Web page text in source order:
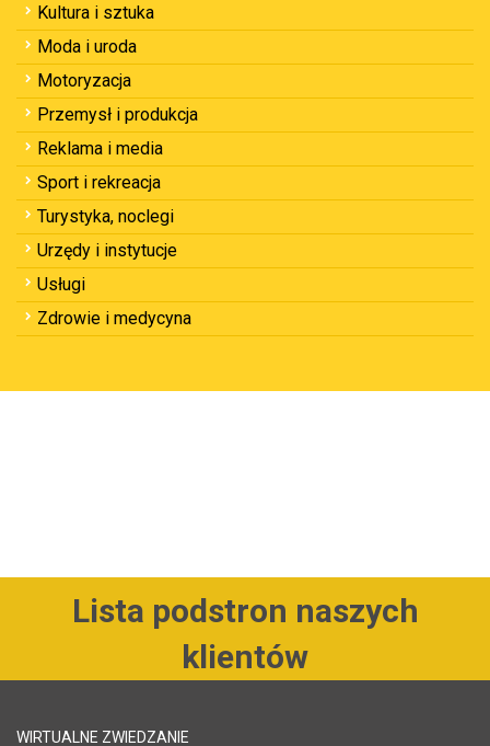
Kultura i sztuka
Moda i uroda
Motoryzacja
Przemysł i produkcja
Reklama i media
Sport i rekreacja
Turystyka, noclegi
Urzędy i instytucje
Usługi
Zdrowie i medycyna
Lista podstron naszych
klientów
WIRTUALNE ZWIEDZANIE